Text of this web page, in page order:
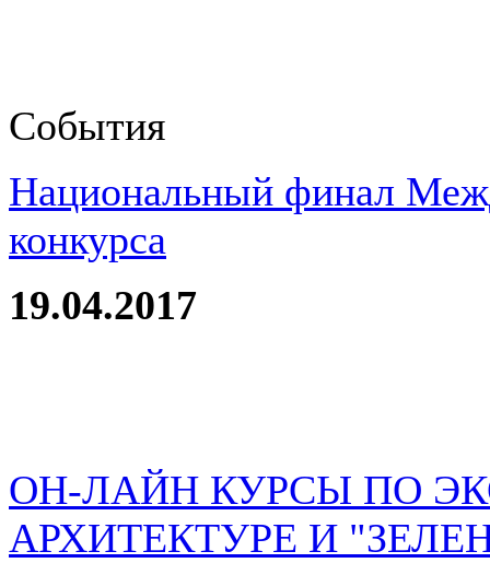
События
Национальный финал
конкурса
19.04.2017
ОН-ЛАЙН КУРСЫ ПО
АРХИТЕКТУРЕ И